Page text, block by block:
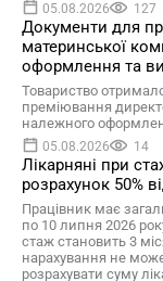
05.08.2026 127
Документи для
материнської
оформлення та
Товариство
преміювання
належного
05.08.2026 14
Лікарняні при
розрахунок 50%
Працівник має
по 10 липня 2026
стаж становить 3
нарахування не
розрахувати суму